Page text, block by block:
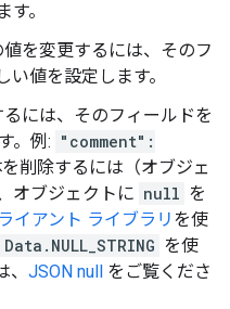
。
を変更するには、そのフ
値を設定します。
には、そのフィールドを
。例: "comment":
削除するには（オブジェ
オブジェクトに null を
イアント ライブラリ を使
Data.NULL_STRING を使
JSON null をご覧くださ